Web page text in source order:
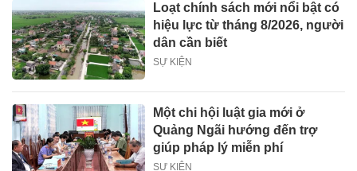
Loạt chính sách mới nổi bật có
hiệu lực từ tháng 8/2026, người
dân cần biết
SỰ KIỆN
Một chi hội luật gia mới ở
Quảng Ngãi hướng đến trợ
giúp pháp lý miễn phí
SỰ KIỆN